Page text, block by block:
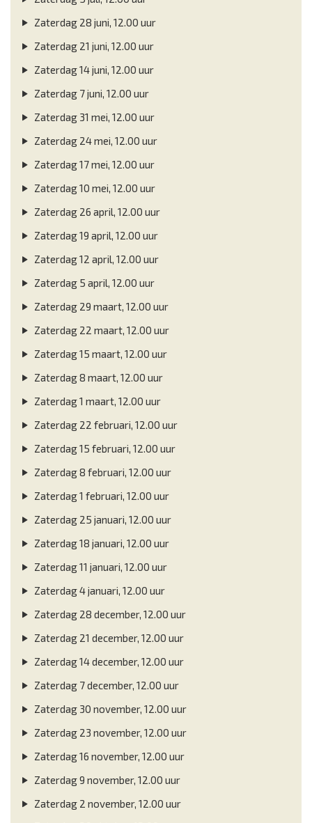
Zaterdag 28 juni, 12.00 uur
Zaterdag 21 juni, 12.00 uur
Zaterdag 14 juni, 12.00 uur
Zaterdag 7 juni, 12.00 uur
Zaterdag 31 mei, 12.00 uur
Zaterdag 24 mei, 12.00 uur
Zaterdag 17 mei, 12.00 uur
Zaterdag 10 mei, 12.00 uur
Zaterdag 26 april, 12.00 uur
Zaterdag 19 april, 12.00 uur
Zaterdag 12 april, 12.00 uur
Zaterdag 5 april, 12.00 uur
Zaterdag 29 maart, 12.00 uur
Zaterdag 22 maart, 12.00 uur
Zaterdag 15 maart, 12.00 uur
Zaterdag 8 maart, 12.00 uur
Zaterdag 1 maart, 12.00 uur
Zaterdag 22 februari, 12.00 uur
Zaterdag 15 februari, 12.00 uur
Zaterdag 8 februari, 12.00 uur
Zaterdag 1 februari, 12.00 uur
Zaterdag 25 januari, 12.00 uur
Zaterdag 18 januari, 12.00 uur
Zaterdag 11 januari, 12.00 uur
Zaterdag 4 januari, 12.00 uur
Zaterdag 28 december, 12.00 uur
Zaterdag 21 december, 12.00 uur
Zaterdag 14 december, 12.00 uur
Zaterdag 7 december, 12.00 uur
Zaterdag 30 november, 12.00 uur
Zaterdag 23 november, 12.00 uur
Zaterdag 16 november, 12.00 uur
Zaterdag 9 november, 12.00 uur
Zaterdag 2 november, 12.00 uur